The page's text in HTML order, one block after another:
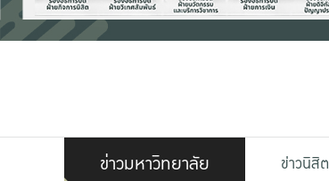
ข่าวมหาวิทยาลัย ข่าวนิสิต